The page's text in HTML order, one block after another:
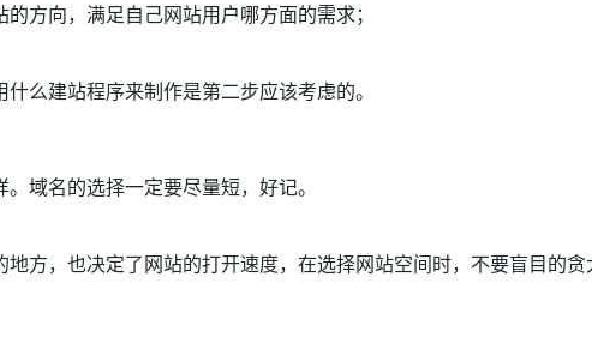
方向，满足自己网站用户哪方面的需求；
么建站程序来制作是第二步应该考虑的。
域名的选择一定要尽量短，好记。
方，也决定了网站的打开速度，在选择网站空间时，不要盲目的贪